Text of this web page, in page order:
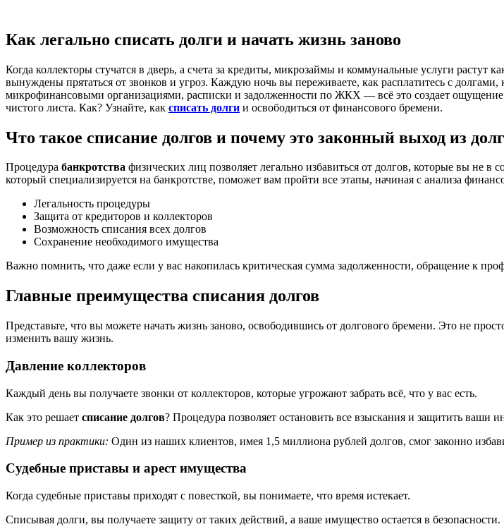
Как легально списать долги и начать жизнь заново
Когда коллекторы стучатся в дверь, а счета за кредиты, микрозаймы и коммунальные услуги
вынуждены прятаться от звонков и угроз. Каждую ночь вы переживаете, как расплатитесь с
микрофинансовыми организациями, расписки и задолженности по ЖКХ — всё это создает ощущение
чистого листа. Как? Узнайте, как списать долги и освободиться от финансового бремени.
Что такое списание долгов и почему это законный выход из
Процедура банкротства физических лиц позволяет легально избавиться от долгов, которые вы не
который специализируется на банкротстве, поможет вам пройти все этапы, начиная с анализа
Легальность процедуры
Защита от кредиторов и коллекторов
Возможность списания всех долгов
Сохранение необходимого имущества
Важно помнить, что даже если у вас накопилась критическая сумма задолженности, обращение к
Главные преимущества списания долгов
Представьте, что вы можете начать жизнь заново, освободившись от долгового бремени. Это не
изменить вашу жизнь.
Давление коллекторов
Каждый день вы получаете звонки от коллекторов, которые угрожают забрать всё, что у вас есть.
Как это решает списание долгов? Процедура позволяет остановить все взыскания и защитить ваши
Пример из практики: Один из наших клиентов, имея 1,5 миллиона рублей долгов, смог законно
Судебные приставы и арест имущества
Когда судебные приставы приходят с повесткой, вы понимаете, что время истекает.
Списывая долги, вы получаете защиту от таких действий, а ваше имущество остается в безопасности.